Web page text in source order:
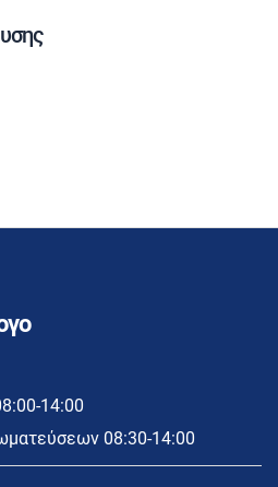
14:00
08:30-14:00